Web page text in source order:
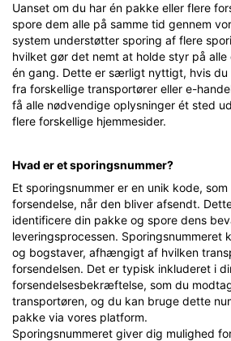
Uanset om du har én pakke eller flere
spore dem alle på samme tid gennem
system understøtter sporing af flere
hvilket gør det nemt at holde styr på alle
én gang. Dette er særligt nyttigt, hvis
fra forskellige transportører eller e-
få alle nødvendige oplysninger ét sted
flere forskellige hjemmesider.
Hvad er et sporingsnummer?
Et sporingsnummer er en unik kode,
forsendelse, når den bliver afsendt.
identificere din pakke og spore dens
leveringsprocessen. Sporingsnummeret
og bogstaver, afhængigt af hvilken
forsendelsen. Det er typisk inkluderet i
forsendelsesbekræftelse, som du
transportøren, og du kan bruge dette
pakke via vores platform.
Sporingsnummeret giver dig mulighed